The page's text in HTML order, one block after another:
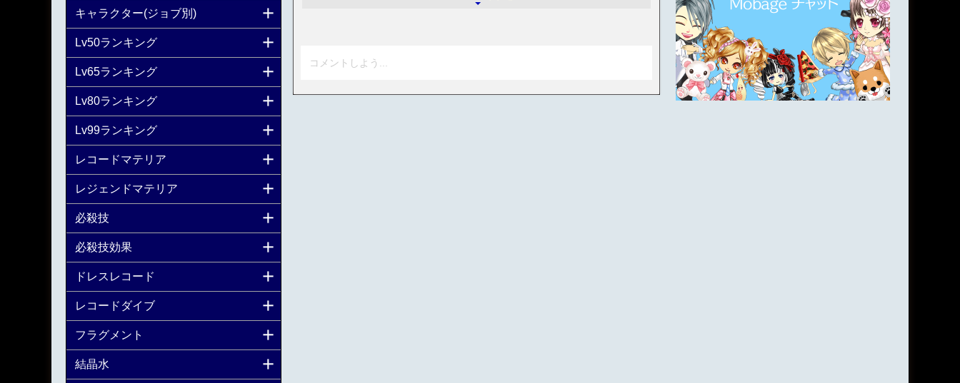
コメントしよう...
キャラクター(ジョブ別)
Lv50ランキング
Lv65ランキング
Lv80ランキング
Lv99ランキング
レコードマテリア
レジェンドマテリア
必殺技
必殺技効果
ドレスレコード
レコードダイブ
フラグメント
結晶水